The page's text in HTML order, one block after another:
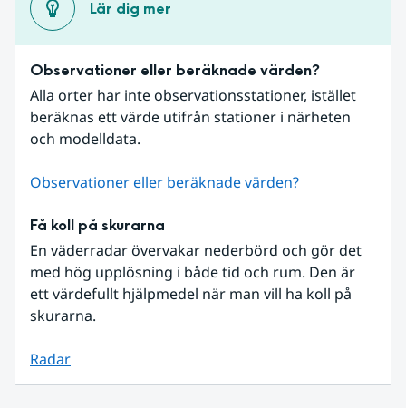
Lär dig mer
Observationer eller beräknade värden?
Alla orter har inte observationsstationer, istället
beräknas ett värde utifrån stationer i närheten
och modelldata.
Observationer eller beräknade värden?
Få koll på skurarna
En väderradar övervakar nederbörd och gör det
med hög upplösning i både tid och rum. Den är
ett värdefullt hjälpmedel när man vill ha koll på
skurarna.
Radar